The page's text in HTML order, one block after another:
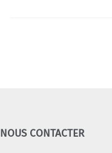
NOUS CONTACTER